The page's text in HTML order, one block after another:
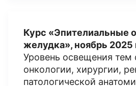
Курс «Эпителиальные
желудка», ноябрь 2025
Уровень освещения тем
онкологии, хирургии,
патологической